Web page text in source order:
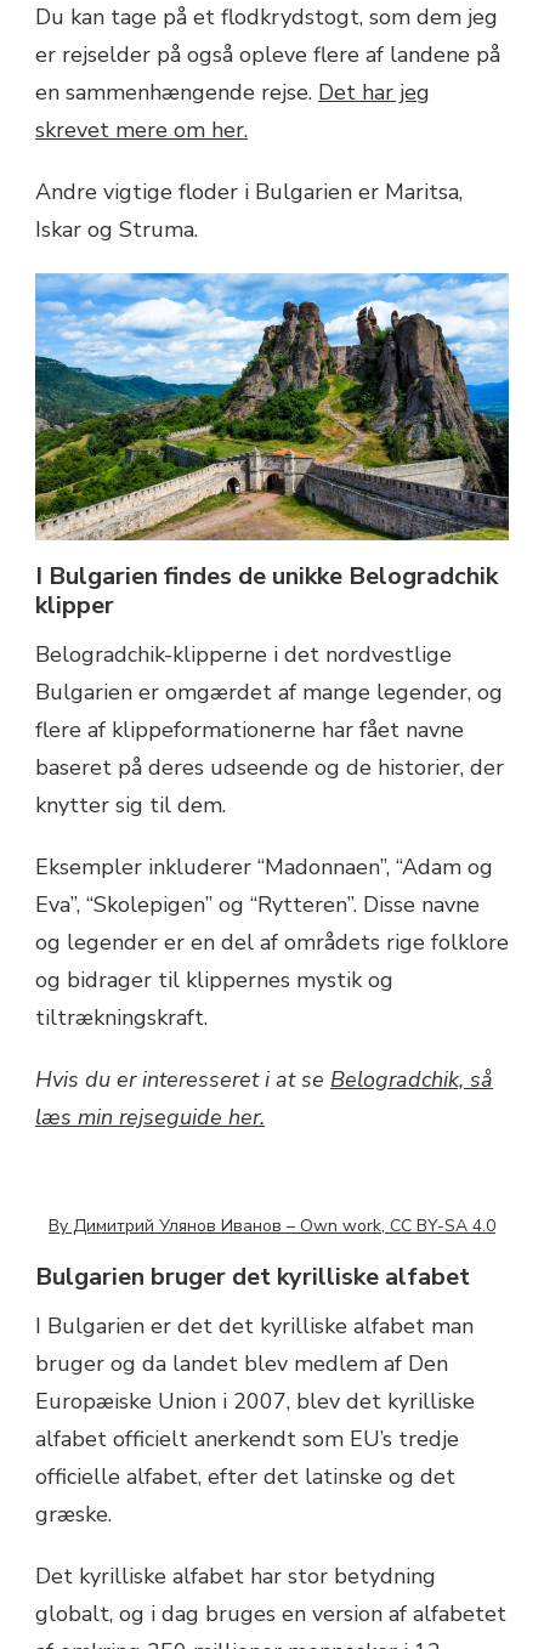
Du kan tage på et flodkrydstogt, som dem jeg
er rejselder på også opleve flere af landene på
en sammenhængende rejse. Det har jeg
skrevet mere om her.
Andre vigtige floder i Bulgarien er Maritsa,
Iskar og Struma.
I Bulgarien findes de unikke Belogradchik
klipper
Belogradchik-klipperne i det nordvestlige
Bulgarien er omgærdet af mange legender, og
flere af klippeformationerne har fået navne
baseret på deres udseende og de historier, der
knytter sig til dem.
Eksempler inkluderer “Madonnaen”, “Adam og
Eva”, “Skolepigen” og “Rytteren”. Disse navne
og legender er en del af områdets rige folklore
og bidrager til klippernes mystik og
tiltrækningskraft.
Hvis du er interesseret i at se Belogradchik, så
læs min rejseguide her.
By Димитрий Улянов Иванов – Own work, CC BY-SA 4.0
Bulgarien bruger det kyrilliske alfabet
I Bulgarien er det det kyrilliske alfabet man
bruger og da landet blev medlem af Den
Europæiske Union i 2007, blev det kyrilliske
alfabet officielt anerkendt som EU’s tredje
officielle alfabet, efter det latinske og det
græske.
Det kyrilliske alfabet har stor betydning
globalt, og i dag bruges en version af alfabetet